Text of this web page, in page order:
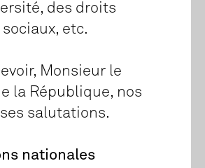
des droits
etc.
Monsieur le
la République, nos
salutations.
nationales